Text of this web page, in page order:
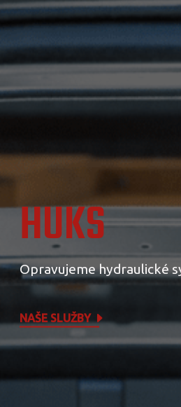
HUKS
Opravujeme hydraulické
NAŠE SLUŽBY